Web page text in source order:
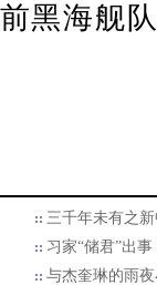
黑海舰
三千年未有之
习家“储君”出
与杰奎琳的雨